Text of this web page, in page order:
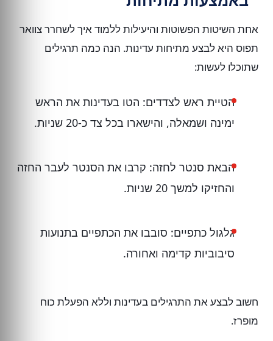
אחת השיטות הפשוטות והיעילות ללמוד איך לשחרר צוואר
תפוס היא לבצע מתיחות עדינות. הנה כמה תרגילים
שתוכלו לעשות:
הטיית ראש לצדדים: הטו בעדינות את הראש
ימינה ושמאלה, והישארו בכל צד כ-20 שניות.
הבאת סנטר לחזה: קרבו את הסנטר לעבר החזה
והחזיקו למשך 20 שניות.
גלגול כתפיים: סובבו את הכתפיים בתנועות
סיבוביות קדימה ואחורה.
חשוב לבצע את התרגילים בעדינות וללא הפעלת כוח
מופרז.